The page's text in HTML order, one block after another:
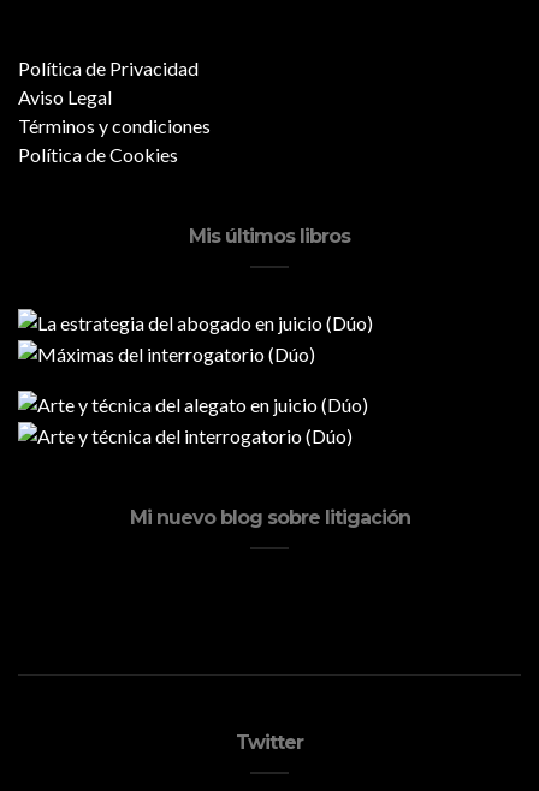
Política de Privacidad
Aviso Legal
Términos y condiciones
Política de Cookies
Mis últimos libros
Mi nuevo blog sobre litigación
Twitter